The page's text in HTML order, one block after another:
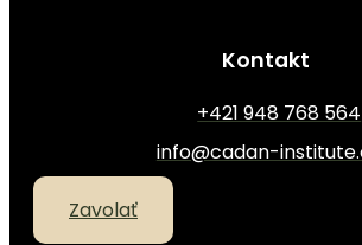
Kontakt
+421 948 768 564
info@cadan-
Zavolať